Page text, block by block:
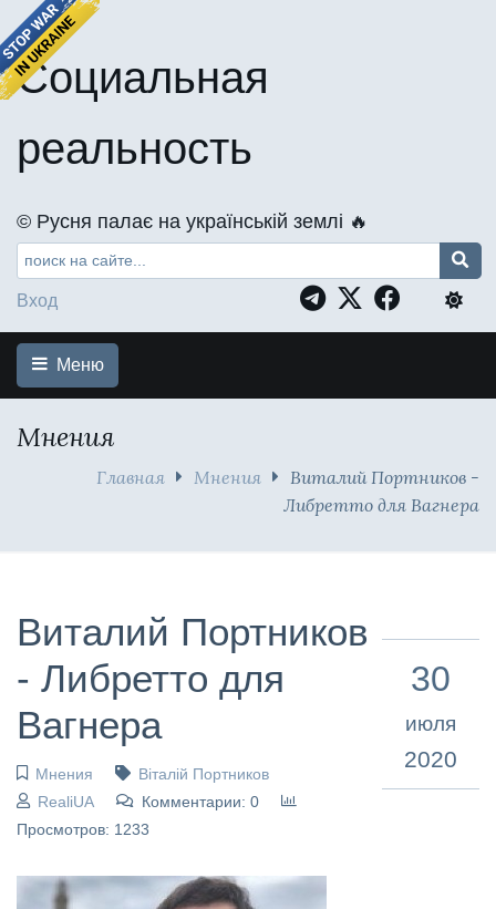
Социальная
реальность
©️ Русня палає на українській землі 🔥
Вход
Меню
Мнения
Главная Мнения
Виталий Портников -
Либретто для Вагнера
Виталий Портников
- Либретто для
Вагнера
Мнения
Віталій Портников
RealiUA
Комментарии: 0
Просмотров: 1233
30
июля
2020